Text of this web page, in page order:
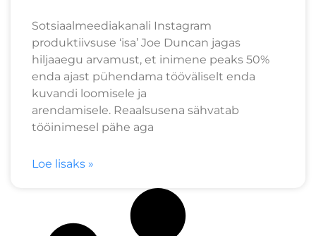
Sotsiaalmeediakanali Instagram
produktiivsuse ‘isa’ Joe Duncan jagas
hiljaaegu arvamust, et inimene peaks 50%
enda ajast pühendama tööväliselt enda
kuvandi loomisele ja
arendamisele. Reaalsusena sähvatab
tööinimesel pähe aga
Loe lisaks »